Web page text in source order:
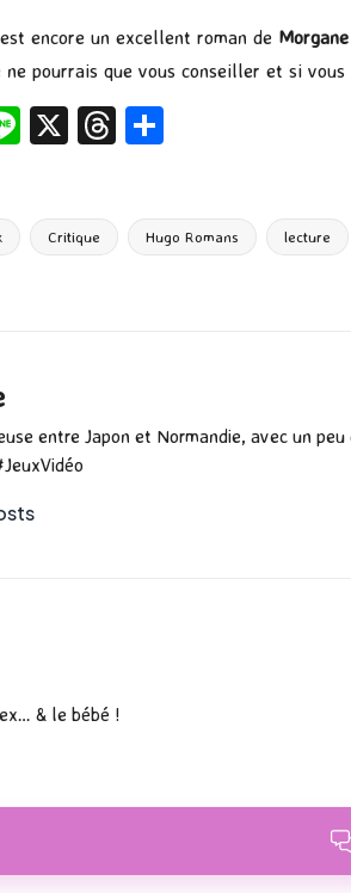
encore un excellent roman de
pourrais que vous conseiller et si
Li X
T
ds g
Critique Hugo Romans lecture
entre Japon et Normandie, avec un
& le bébé !